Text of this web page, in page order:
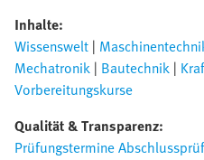
Inhalte:
Wissenswelt |
Mechatronik | Bautechnik |
Vorbereitungskurse
Qualität & Transparenz:
Prüfungstermine